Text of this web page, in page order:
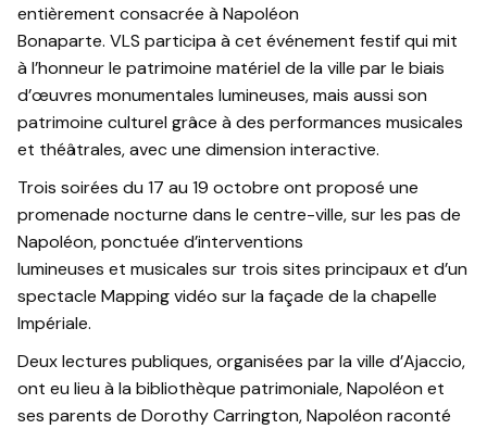
entièrement consacrée à Napoléon
Bonaparte. VLS participa à cet événement festif qui mit
à l’honneur le patrimoine matériel de la ville par le biais
d’œuvres monumentales lumineuses, mais aussi son
patrimoine culturel grâce à des performances musicales
et théâtrales, avec une dimension interactive.
Trois soirées du 17 au 19 octobre ont proposé une
promenade nocturne dans le centre-ville, sur les pas de
Napoléon, ponctuée d’interventions
lumineuses et musicales sur trois sites principaux et d’un
spectacle Mapping vidéo sur la façade de la chapelle
Impériale.
Deux lectures publiques, organisées par la ville d’Ajaccio,
ont eu lieu à la bibliothèque patrimoniale, Napoléon et
ses parents de Dorothy Carrington, Napoléon raconté